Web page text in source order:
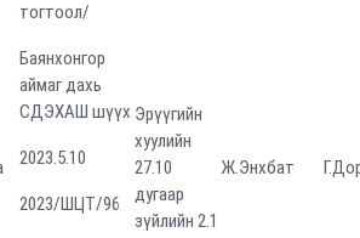
тогтоол/
Баянхонгор
аймаг дахь
СДЭХАШ шүүх
2023.5.10
2023/ШЦТ/96
Эрүүгийн
хуулийн
27.10
дугаар
зүйлийн 2.1
Ж.Энхбат